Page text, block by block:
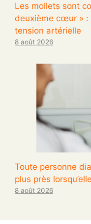
Les mollets sont
deuxième cœur » :
tension artérielle
8 août 2026
Toute personne
plus près
8 août 2026